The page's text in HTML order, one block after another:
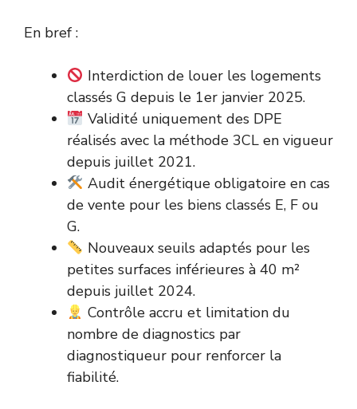
En bref :
Interdiction de louer les logements
classés G depuis le 1er janvier 2025.
Validité uniquement des DPE
réalisés avec la méthode 3CL en vigueur
depuis juillet 2021.
Audit énergétique obligatoire en cas
de vente pour les biens classés E, F ou
G.
Nouveaux seuils adaptés pour les
petites surfaces inférieures à 40 m²
depuis juillet 2024.
Contrôle accru et limitation du
nombre de diagnostics par
diagnostiqueur pour renforcer la
fiabilité.